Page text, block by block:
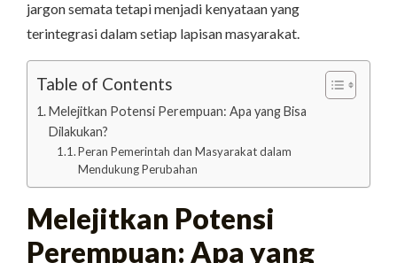
jargon semata tetapi menjadi kenyataan yang
terintegrasi dalam setiap lapisan masyarakat.
Table of Contents
Melejitkan Potensi Perempuan: Apa yang Bisa
Dilakukan?
Peran Pemerintah dan Masyarakat dalam
Mendukung Perubahan
Melejitkan Potensi
Perempuan: Apa yang